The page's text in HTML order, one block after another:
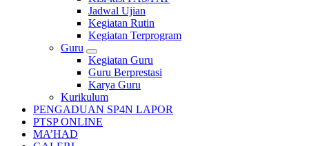
Jadwal Ujian
Kegiatan Rutin
Kegiatan Terprogram
Guru
Kegiatan Guru
Guru Berprestasi
Karya Guru
Kurikulum
PENGADUAN SP4N LAPOR
PTSP ONLINE
MA’HAD